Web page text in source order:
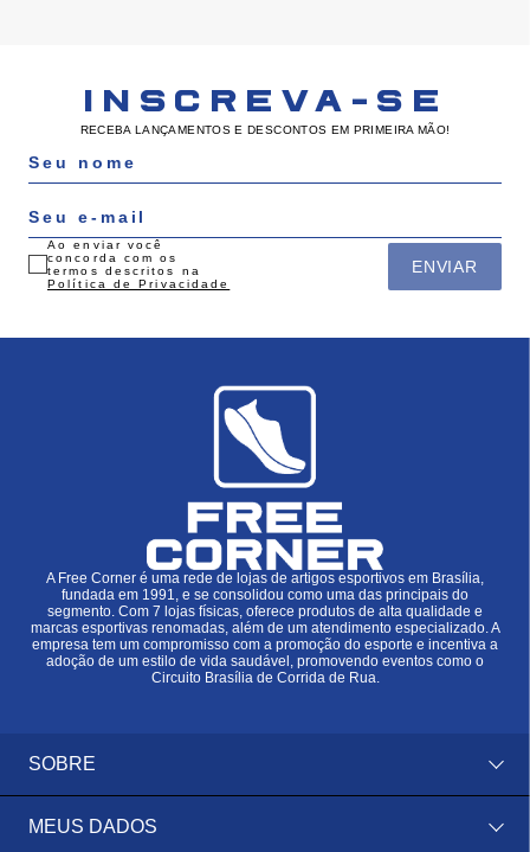
INSCREVA-SE
RECEBA LANÇAMENTOS E DESCONTOS EM PRIMEIRA MÃO!
ENVIAR
Ao enviar você
concorda com os
termos descritos na
Política de Privacidade
A Free Corner é uma rede de lojas de artigos esportivos em Brasília,
fundada em 1991, e se consolidou como uma das principais do
segmento. Com 7 lojas físicas, oferece produtos de alta qualidade e
marcas esportivas renomadas, além de um atendimento especializado. A
empresa tem um compromisso com a promoção do esporte e incentiva a
adoção de um estilo de vida saudável, promovendo eventos como o
Circuito Brasília de Corrida de Rua.
SOBRE
MEUS DADOS